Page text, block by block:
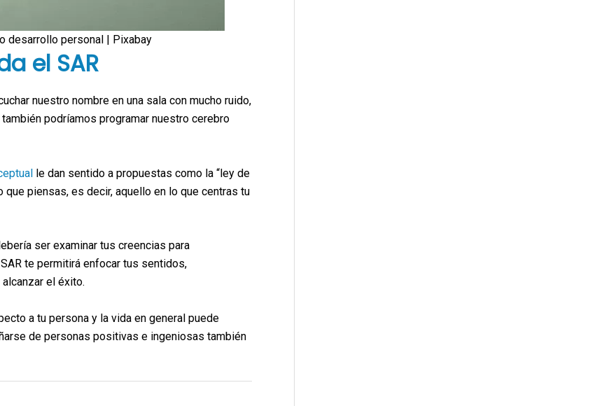
desarrollo personal | Pixabay
el SAR
nuestro nombre en una sala con mucho ruido,
podríamos programar nuestro cerebro
le dan sentido a propuestas como la “ley de
que piensas, es decir, aquello en lo que centras tu
ser examinar tus creencias para
te permitirá enfocar tus sentidos,
el éxito.
a tu persona y la vida en general puede
de personas positivas e ingeniosas también